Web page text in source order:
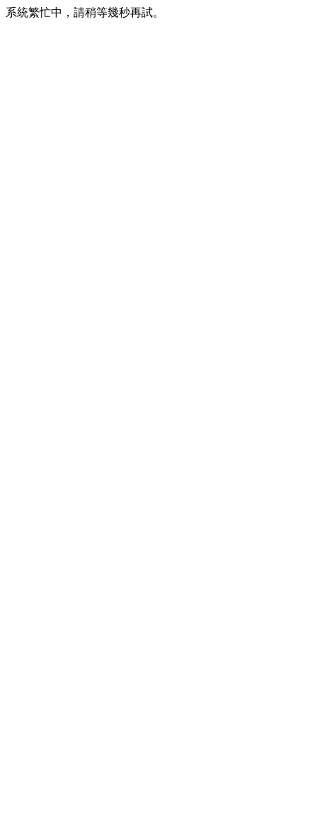
系統繁忙中，請稍等幾秒再試。